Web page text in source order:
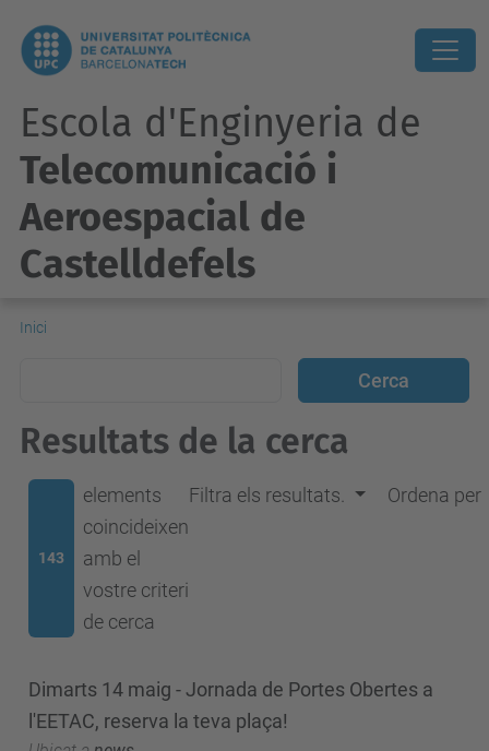
Escola d'Enginyeria de
Telecomunicació i
Aeroespacial de
Castelldefels
Inici
Resultats de la cerca
143
elements
coincideixen
amb el
vostre criteri
de cerca
Filtra els resultats. Ordena per
Dimarts 14 maig - Jornada de Portes Obertes a
l'EETAC, reserva la teva plaça!